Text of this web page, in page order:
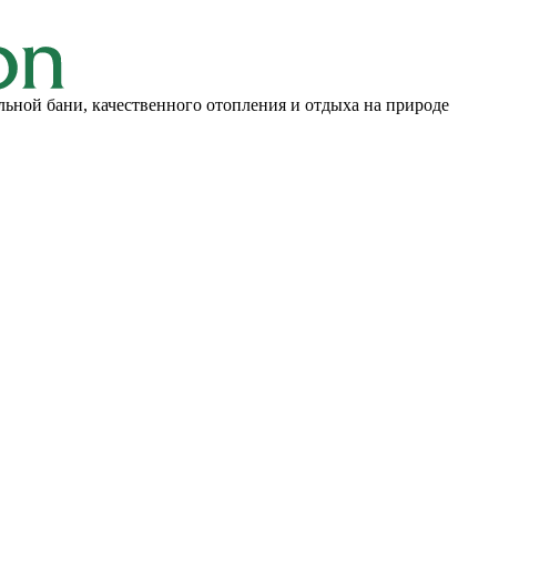
бани, качественного отопления и отдыха на природе